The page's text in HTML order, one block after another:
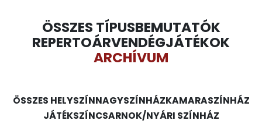
ÖSSZES TÍPUSBEMUTATÓK
REPERTOÁRVENDÉGJÁTÉKOK
ARCHÍVUM
ÖSSZES HELYSZÍNNAGYSZÍNHÁZKAMARASZÍNHÁZ
JÁTÉKSZÍNCSARNOK/NYÁRI SZÍNHÁZ